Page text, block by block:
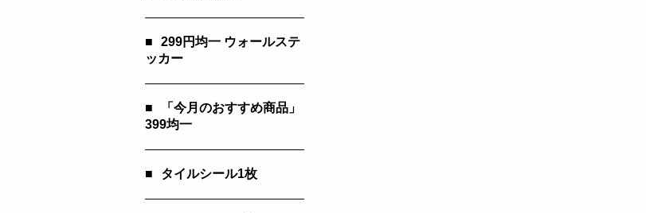
■
299円均一 ウォールステ
ッカー
■
「今月のおすすめ商品」
399均一
■ タイルシール1枚